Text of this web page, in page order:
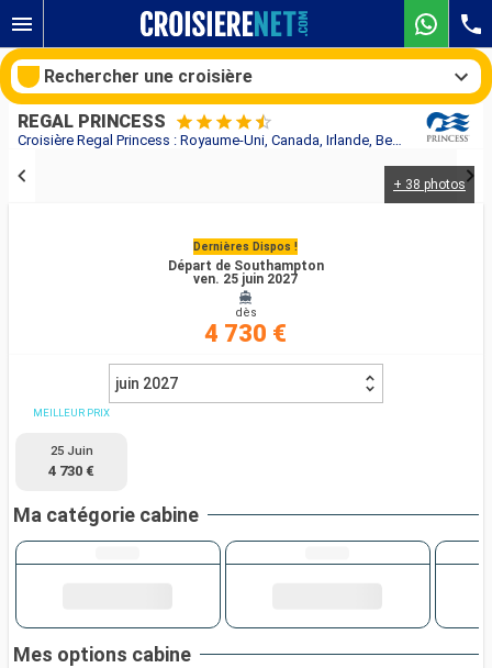
Croisière Regal Princess : Royaume-Uni, Canada, Irlande, Belgique, Pays-Bas, Allemagne, Danemark, Norvège, Islande au départ de Southampton
REGAL PRINCESS
+ 38 photos
Dernières Dispos !
Départ de Southampton
ven. 25 juin 2027
dès
4 730 €
juin 2027
MEILLEUR PRIX
25 Juin
4 730 €
Ma catégorie cabine
Mes options cabine
Rechercher une croisière